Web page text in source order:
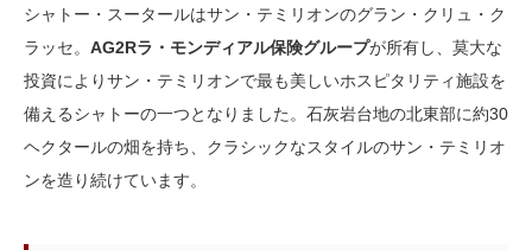
シャトー・スータールはサン・テミリオンのグラン・クリュ・ク
ラッセ。 AG2Rラ・モンディアル保険グループが所有し、莫大な
投資によりサン・テミリオンで最も美しいホスピタリティ施設を
備えるシャトーの一つとなりました。石灰岩台地の北東部に約30
ヘクタールの畑を持ち、クラシックなスタイルのサン・テミリオ
ンを造り続けています。